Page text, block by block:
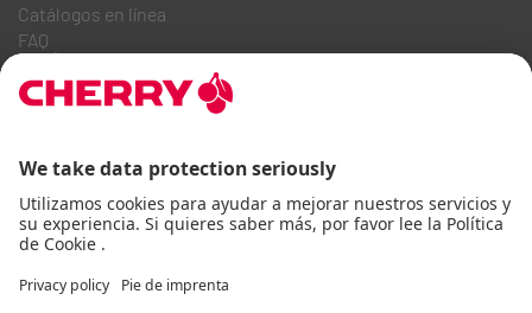
Catálogos en línea
FAQ
Carrera
Código de conducta empresarial